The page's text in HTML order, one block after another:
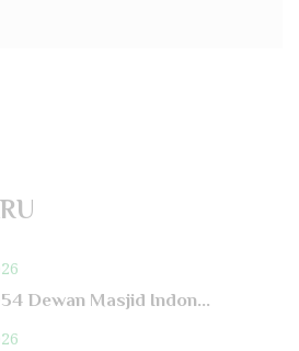
Dewan Masjid Indon...